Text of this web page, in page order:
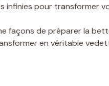
infinies pour transformer
façons de préparer la
en véritable